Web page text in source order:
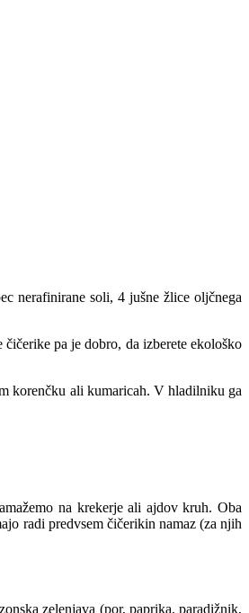
nerafinirane soli, 4 jušne žlice oljčnega
pa je dobro, da izberete ekološko
korenčku ali kumaricah. V hladilniku ga
na krekerje ali ajdov kruh. Oba
radi predvsem čičerikin namaz (za njih
zelenjava (por, paprika, paradižnik,